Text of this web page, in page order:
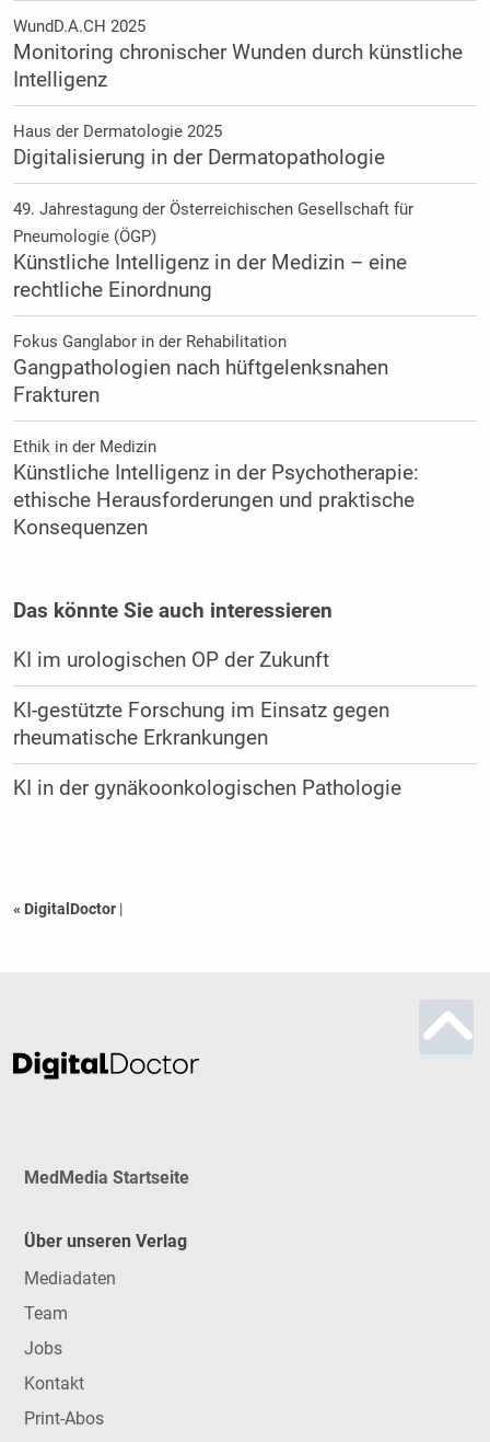
WundD.A.CH 2025
Monitoring chronischer Wunden durch künstliche
Intelligenz
Haus der Dermatologie 2025
Digitalisierung in der Dermatopathologie
49. Jahrestagung der Österreichischen Gesellschaft für
Pneumologie (ÖGP)
Künstliche Intelligenz in der Medizin – eine
rechtliche Einordnung
Fokus Ganglabor in der Rehabilitation
Gangpathologien nach hüftgelenksnahen
Frakturen
Ethik in der Medizin
Künstliche Intelligenz in der Psychotherapie:
ethische Herausforderungen und praktische
Konsequenzen
Das könnte Sie auch interessieren
KI im urologischen OP der Zukunft
KI-gestützte Forschung im Einsatz gegen
rheumatische Erkrankungen
KI in der gynäkoonkologischen Pathologie
« DigitalDoctor |
MedMedia Startseite
Über unseren Verlag
Mediadaten
Team
Jobs
Kontakt
Print-Abos